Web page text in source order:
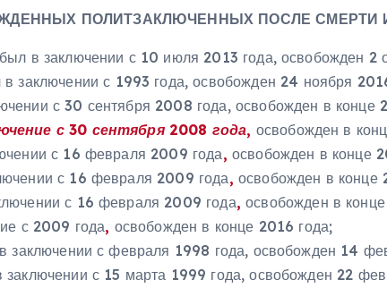
ПОЛИТЗАКЛЮЧЕННЫХ ПОСЛЕ СМЕРТИ
в заключении с 10 июля 2013 года, освобожден 2
заключении с 1993 года, освобожден 24 ноября
с 30 сентября 2008 года, освобожден в конце
с 30 сентября 2008 года, освобожден в
с 16 февраля 2009 года, освобожден в конце
с 16 февраля 2009 года, освобожден в конце
с 16 февраля 2009 года,освобожден в
с 2009 года, освобожден в конце 2016 года;
заключении с февраля 1998 года, освобожден 14
с 15 марта 1999 года, освобожден 22